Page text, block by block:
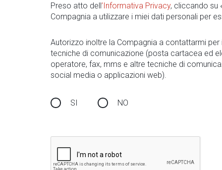
Preso atto dell’Informativa Privacy, cliccando su
Compagnia a utilizzare i miei dati personali per
Autorizzo inoltre la Compagnia a contattarmi
tecniche di comunicazione (posta cartacea ed
operatore, fax, mms e altre tecniche di
social media o applicazioni web).
SI NO